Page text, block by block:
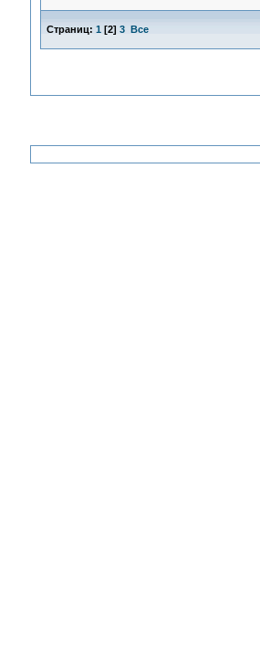
Страниц: 1 [2] 3 Все